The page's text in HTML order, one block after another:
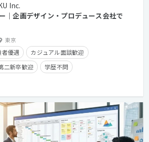
Inc.
｜企画デザイン・プロデュース会社で
東京
者優遇
カジュアル面談歓迎
二新卒歓迎
学歴不問
ライアントとの直接取引多数